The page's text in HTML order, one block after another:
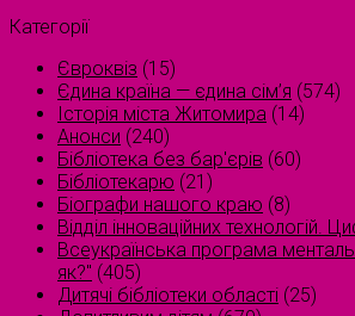
Категорії
Євроквіз (15)
Єдина країна — єдина сім’я (574)
Історія міста Житомира (14)
Анонси (240)
Бібліотека без бар'єрів (60)
Бібліотекарю (21)
Біографи нашого краю (8)
Відділ інноваційних технологій.
Всеукраїнська програма
як?" (405)
Дитячі бібліотеки області (25)